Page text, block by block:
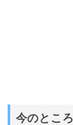
今のとこ